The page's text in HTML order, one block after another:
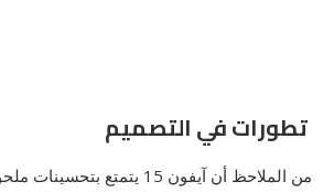
تطورات في التصميم
من الملاحظ أن آيفون 15 يتمتع